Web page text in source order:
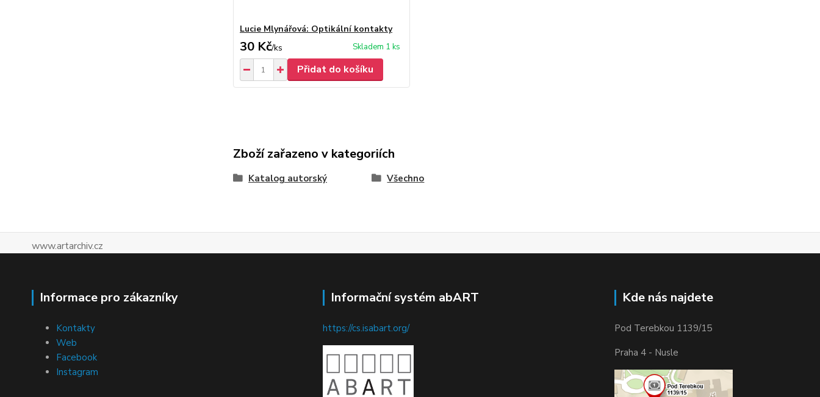
Lucie Mlynářová: Optikální kontakty
30 Kč/ks Skladem 1 ks
Přidat do košíku
Zboží zařazeno v kategoriích
Katalog autorský Všechno
www.artarchiv.cz
Informace pro zákazníky
Kontakty
Web
Facebook
Instagram
Informační systém abART
https://cs.isabart.org/
Kde nás najdete
Pod Terebkou 1139/15
Praha 4 - Nusle